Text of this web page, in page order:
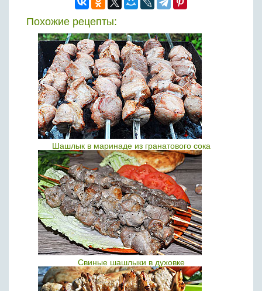
Похожие рецепты:
Шашлык в маринаде из гранатового сока
Свиные шашлыки в духовке